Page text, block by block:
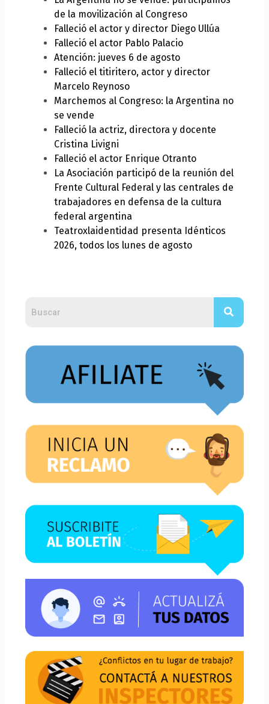
de la movilización al Congreso
Falleció el actor y director Diego Ullúa
Falleció el actor Pablo Palacio
Atención: jueves 6 de agosto
Falleció el titiritero, actor y director
Marcelo Reynoso
Marchemos al Congreso: la Argentina no
se vende
Falleció la actriz, directora y docente
Cristina Livigni
Falleció el actor Enrique Otranto
La Asociación participó de la reunión del
Frente Cultural Federal y las centrales de
trabajadores en defensa de la cultura
federal argentina
Teatroxlaidentidad presenta Idénticos
2026, todos los lunes de agosto